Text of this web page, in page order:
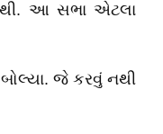
આ સભા એટલા
બોલ્યા. જે કરવું નથી